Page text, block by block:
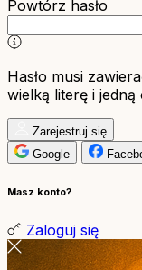
Powtórz hasło
Hasło musi
wielką literę i jedną
Zarejestruj się
Google
Masz konto?
Zaloguj się